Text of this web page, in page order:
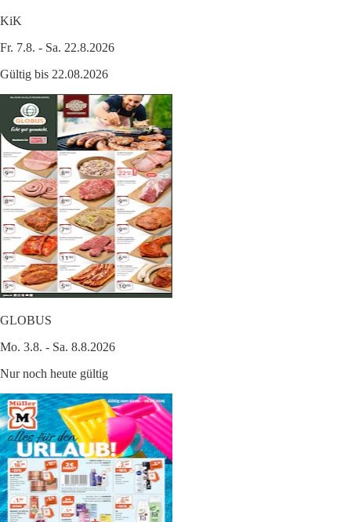
KiK
Fr. 7.8. - Sa. 22.8.2026
Gültig bis 22.08.2026
GLOBUS
Mo. 3.8. - Sa. 8.8.2026
Nur noch heute gültig